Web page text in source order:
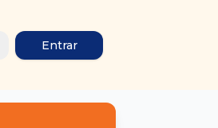
Entrar